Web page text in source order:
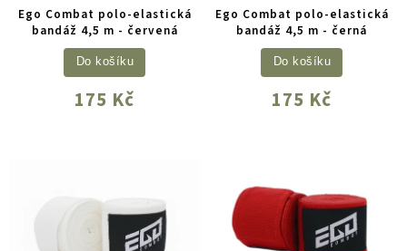
Ego Combat polo-elastická
bandáž 4,5 m - červená
175 Kč
Do košíku
Ego Combat polo-elastická
bandáž 4,5 m - černá
175 Kč
Do košíku